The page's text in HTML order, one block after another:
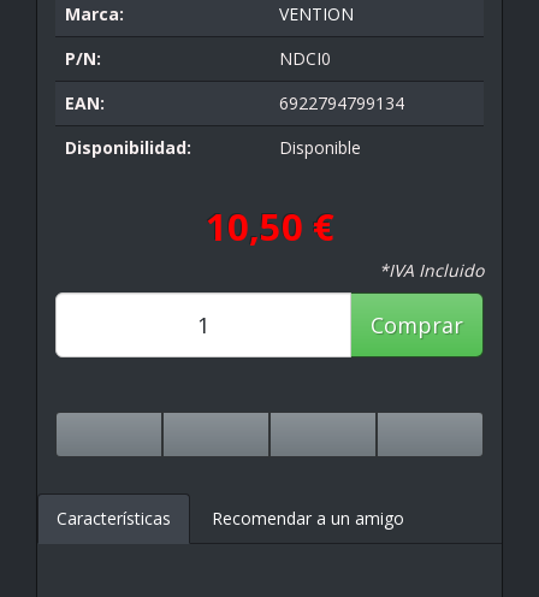
Marca:
VENTION
P/N:
NDCI0
EAN:
6922794799134
Disponibilidad:
Disponible
10,50 €
*IVA Incluido
Comprar
Características Recomendar a un amigo